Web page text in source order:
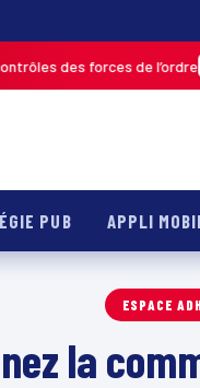
des forces de l’ordre
PUB APPLI
ESPACE
la